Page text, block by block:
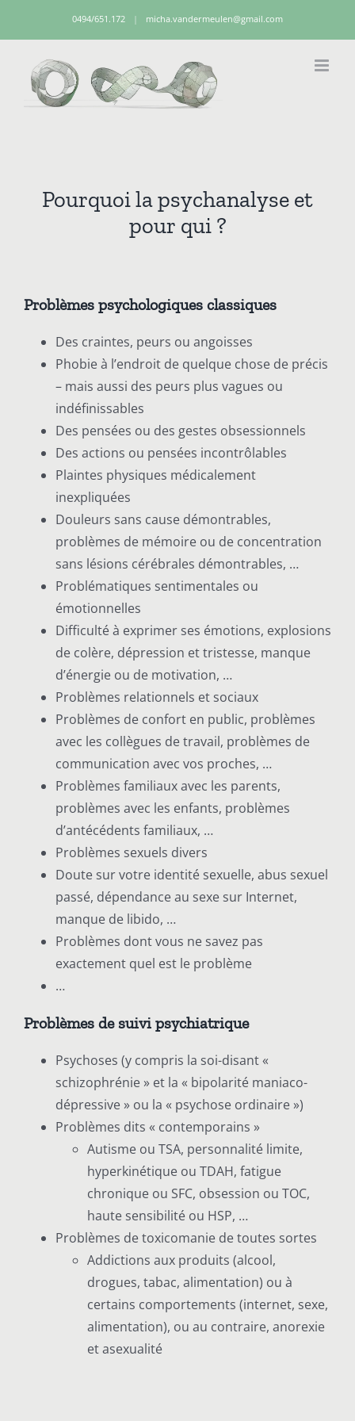
0494/651.172 | micha.vandermeulen@gmail.com
Pourquoi la psychanalyse et
pour qui ?
Problèmes psychologiques classiques
Des craintes, peurs ou angoisses
Phobie à l’endroit de quelque chose de précis
– mais aussi des peurs plus vagues ou
indéfinissables
Des pensées ou des gestes obsessionnels
Des actions ou pensées incontrôlables
Plaintes physiques médicalement
inexpliquées
Douleurs sans cause démontrables,
problèmes de mémoire ou de concentration
sans lésions cérébrales démontrables, …
Problématiques sentimentales ou
émotionnelles
Difficulté à exprimer ses émotions, explosions
de colère, dépression et tristesse, manque
d’énergie ou de motivation, …
Problèmes relationnels et sociaux
Problèmes de confort en public, problèmes
avec les collègues de travail, problèmes de
communication avec vos proches, …
Problèmes familiaux avec les parents,
problèmes avec les enfants, problèmes
d’antécédents familiaux, …
Problèmes sexuels divers
Doute sur votre identité sexuelle, abus sexuel
passé, dépendance au sexe sur Internet,
manque de libido, …
Problèmes dont vous ne savez pas
exactement quel est le problème
…
Problèmes de suivi psychiatrique
Psychoses (y compris la soi-disant «
schizophrénie » et la « bipolarité maniaco-
dépressive » ou la « psychose ordinaire »)
Problèmes dits « contemporains »
Autisme ou TSA, personnalité limite,
hyperkinétique ou TDAH, fatigue
chronique ou SFC, obsession ou TOC,
haute sensibilité ou HSP, …
Problèmes de toxicomanie de toutes sortes
Addictions aux produits (alcool,
drogues, tabac, alimentation) ou à
certains comportements (internet, sexe,
alimentation), ou au contraire, anorexie
et asexualité